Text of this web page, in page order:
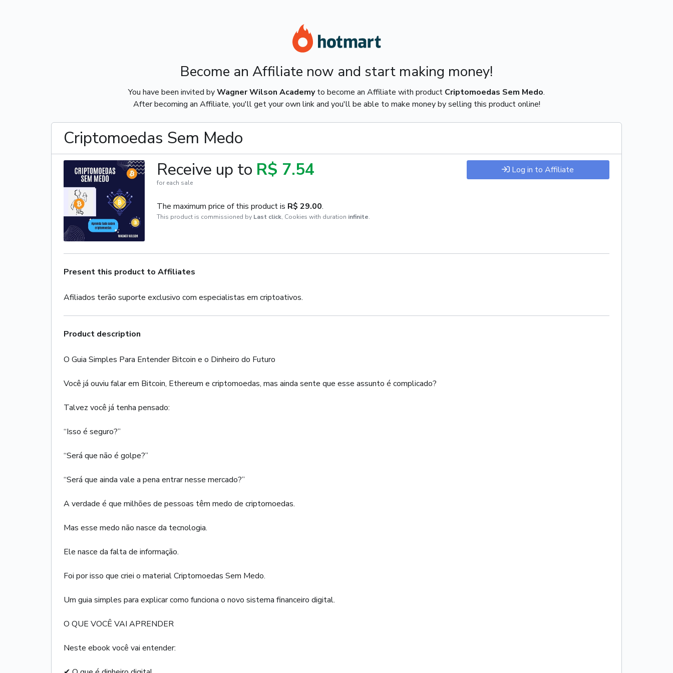
Become an Affiliate now and start making money!
You have been invited byWagner Wilson Academyto become an Affiliate with product Criptomoedas Sem Medo.
After becoming an Affiliate, you'll get your own link and you'll be able to make money by selling this product online!
Criptomoedas Sem Medo
Receive up to R$ 7.54
for each sale
The maximum price of this product is R$ 29.00.
This product is commissioned by Last click, Cookies with duration infinite.
Log in to Affiliate
Present this product to Affiliates
Afiliados terão suporte exclusivo com especialistas em criptoativos.
Product description
O Guia Simples Para Entender Bitcoin e o Dinheiro do Futuro
Você já ouviu falar em Bitcoin, Ethereum e criptomoedas, mas ainda sente que esse assunto é complicado?
Talvez você já tenha pensado:
“Isso é seguro?”
“Será que não é golpe?”
“Será que ainda vale a pena entrar nesse mercado?”
A verdade é que milhões de pessoas têm medo de criptomoedas.
Mas esse medo não nasce da tecnologia.
Ele nasce da falta de informação.
Foi por isso que criei o material Criptomoedas Sem Medo.
Um guia simples para explicar como funciona o novo sistema financeiro digital.
O QUE VOCÊ VAI APRENDER
Neste ebook você vai entender: